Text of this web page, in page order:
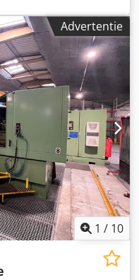
X/Y/Z 1.250 x 1.250
2.000 mm, A-as
+15°, B-as (draaitafel)
referentieplaat,
1.800 x 1.800
uit 3x type TF-600
x 40, maximale
5-50 mm,
in een kuil,
besturing, fabrikant
machine-uren
prijs is een netto-af-
en laden
koper uitgevoerd.
Advertentie
1 / 10